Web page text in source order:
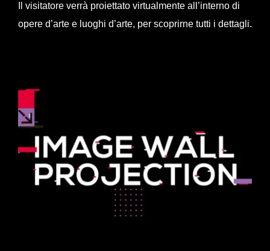
Il visitatore verrà proiettato virtualmente all’interno di
opere d’arte e luoghi d’arte, per scoprirne tutti i dettagli.